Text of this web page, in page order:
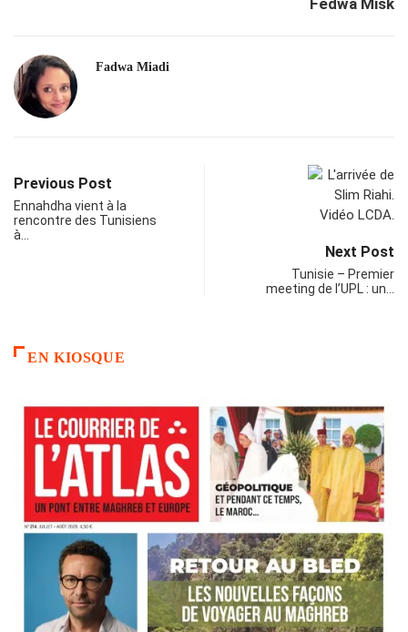
Fedwa Misk
Fadwa Miadi
Previous Post
Ennahdha vient à la
rencontre des Tunisiens
à…
Next Post
Tunisie – Premier
meeting de l’UPL : un…
EN KIOSQUE